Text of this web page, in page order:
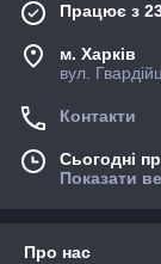
Працює з
м. Харків
вул.
Контакти
Сьогодні
Показати
Про нас